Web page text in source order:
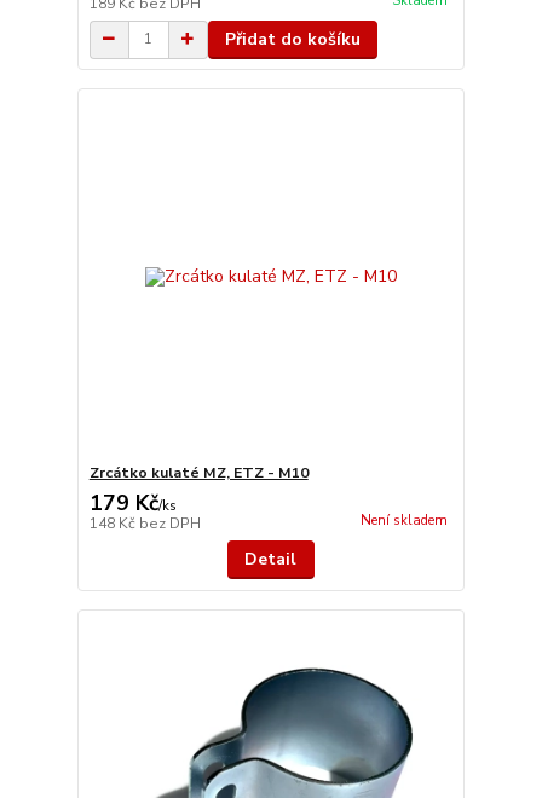
Přidat do košíku
Zrcátko kulaté MZ, ETZ - M10
179 Kč/ks
148 Kč bez DPH Není skladem
Detail